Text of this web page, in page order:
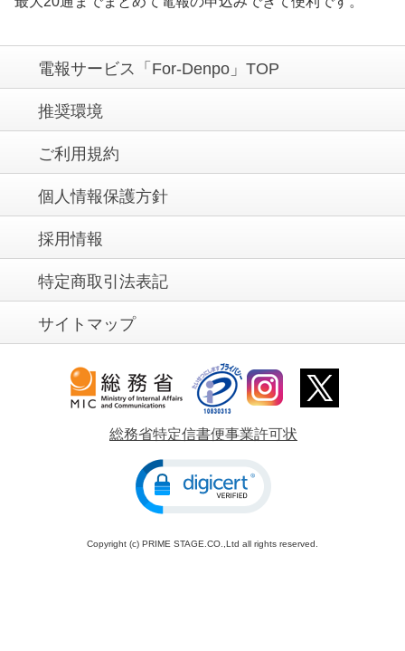
電報サービス「For-Denpo」TOP
推奨環境
ご利用規約
個人情報保護方針
採用情報
特定商取引法表記
サイトマップ
総務省特定信書便事業許可状
Copyright (c) PRIME STAGE.CO.,Ltd all rights reserved.